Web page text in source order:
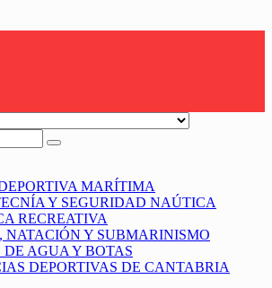
MARÍTIMA
Y SEGURIDAD NAÚTICA
RECREATIVA
NATACIÓN Y SUBMARINISMO
DE AGUA Y BOTAS
DEPORTIVAS DE CANTABRIA